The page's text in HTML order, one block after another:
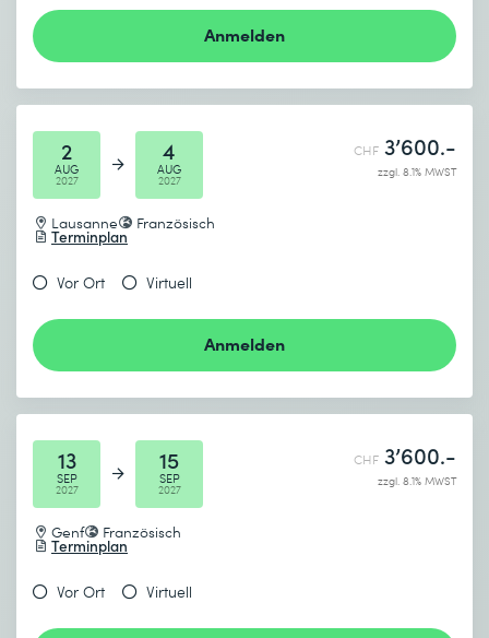
Anmelden
2
AUG
2027
4
AUG
2027
Lausanne Französisch
Terminplan
CHF 3’600.-
zzgl. 8.1% MWST
Vor Ort Virtuell
Anmelden
13
SEP
2027
15
SEP
2027
Genf Französisch
Terminplan
CHF 3’600.-
zzgl. 8.1% MWST
Vor Ort Virtuell